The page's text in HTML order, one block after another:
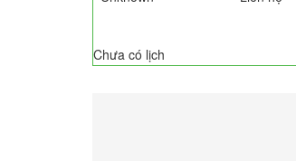
Chưa có lịch